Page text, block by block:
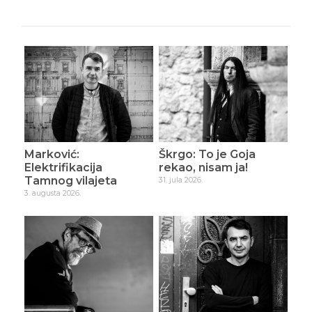
Marković:
Elektrifikacija
Tamnog vilajeta
3. augusta 2026.
Škrgo: To je Goja
rekao, nisam ja!
31. jula 2026.